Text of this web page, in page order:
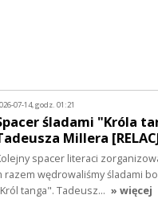
07-14, godz. 01:21
śladami "Króla
Millera
spacer literaci
razem wędrowaliśmy śladami
tanga". Tadeusz… » więcej